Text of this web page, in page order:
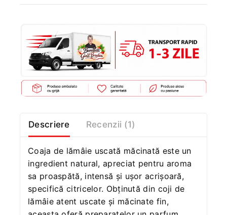
Descriere Recenzii (1)
Coaja de lămâie uscată măcinată este un
ingredient natural, apreciat pentru aroma
sa proaspătă, intensă și ușor acrișoară,
specifică citricelor. Obținută din coji de
lămâie atent uscate și măcinate fin,